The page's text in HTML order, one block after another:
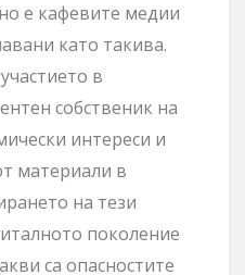
е кафевите медии
като такива.
в
собственик на
интереси и
материали в
на тези
поколение
са опасностите